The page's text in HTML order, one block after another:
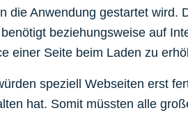
die Anwendung gestartet wird.
beziehungsweise auf
einer Seite beim Laden zu
speziell Webseiten erst
hat. Somit müssten alle